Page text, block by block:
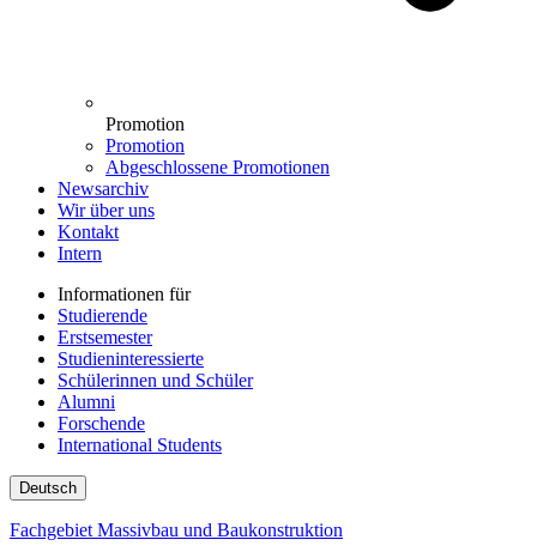
Promotion
Promotion
Abgeschlossene Promotionen
Newsarchiv
Wir über uns
Kontakt
Intern
Informationen für
Studierende
Erstsemester
Studieninteressierte
Schülerinnen und Schüler
Alumni
Forschende
International Students
Deutsch
Fachgebiet Massivbau und Baukonstruktion